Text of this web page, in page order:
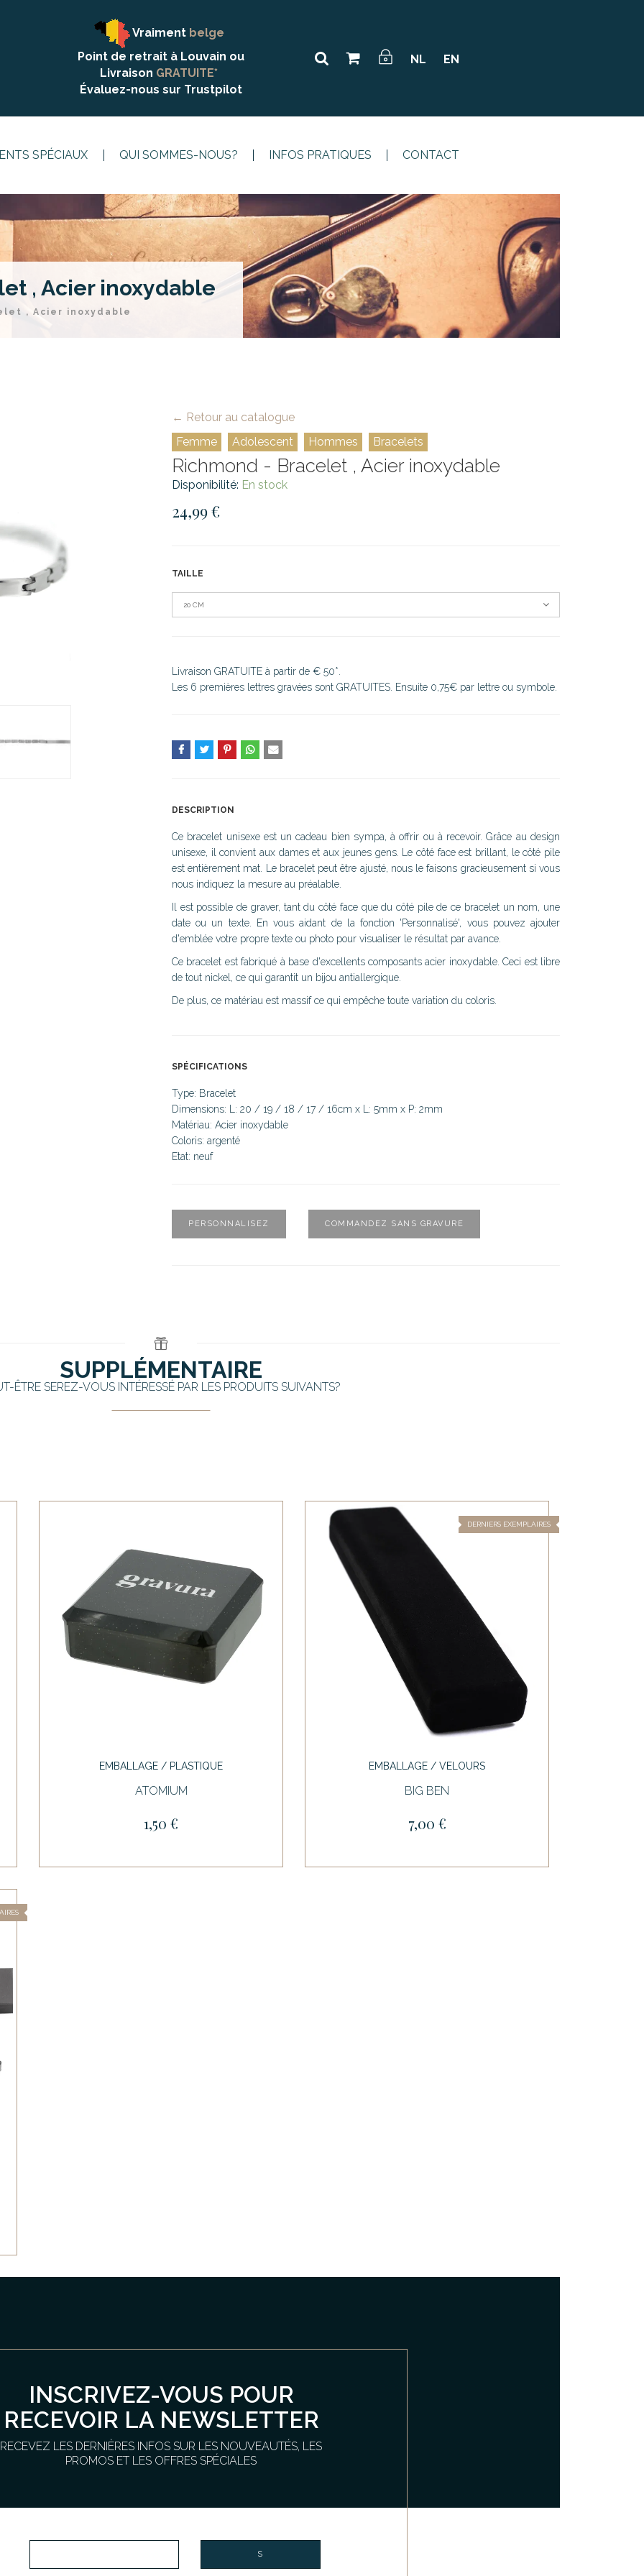
Vraiment belge
Point de retrait à Louvain ou
Livraison GRATUITE*
Évaluez-nous sur Trustpilot
NL EN
SPÉCIAUX QUI SOMMES-NOUS? INFOS PRATIQUES CONTACT
, Acier inoxydable
, Acier inoxydable
← Retour au catalogue
Femme
Adolescent Hommes Bracelets
Richmond - Bracelet , Acier inoxydable
Disponibilité: En stock
24,99 €
TAILLE
20 CM
Livraison GRATUITE à partir de € 50*.
Les 6 premières lettres gravées sont GRATUITES. Ensuite 0,75€ par lettre ou symbole.
DESCRIPTION
Ce bracelet unisexe est un cadeau bien sympa, à offrir ou à recevoir. Grâce au design
unisexe, il convient aux dames et aux jeunes gens. Le côté face est brillant, le côté pile
est entièrement mat. Le bracelet peut être ajusté, nous le faisons gracieusement si vous
nous indiquez la mesure au préalable.
Il est possible de graver, tant du côté face que du côté pile de ce bracelet un nom, une
date ou un texte. En vous aidant de la fonction 'Personnalisé', vous pouvez ajouter
d'emblée votre propre texte ou photo pour visualiser le résultat par avance.
Ce bracelet est fabriqué à base d'excellents composants acier inoxydable. Ceci est libre
de tout nickel, ce qui garantit un bijou antiallergique.
De plus, ce matériau est massif ce qui empêche toute variation du coloris.
SPÉCIFICATIONS
Type: Bracelet
Dimensions: L: 20 / 19 / 18 / 17 / 16cm x L: 5mm x P: 2mm
Matériau: Acier inoxydable
Coloris: argenté
Etat: neuf
PERSONNALISEZ COMMANDEZ SANS GRAVURE
SUPPLÉMENTAIRE
ÊTRE SEREZ-VOUS INTÉRESSÉ PAR LES PRODUITS SUIVANTS?
EMBALLAGE / PLASTIQUE
ATOMIUM
1,50 €
DERNIERS EXEMPLAIRES
EMBALLAGE / VELOURS
BIG BEN
7,00 €
INSCRIVEZ-VOUS POUR
RECEVOIR LA NEWSLETTER
RECEVEZ LES DERNIÈRES INFOS SUR LES NOUVEAUTÉS, LES
PROMOS ET LES OFFRES SPÉCIALES